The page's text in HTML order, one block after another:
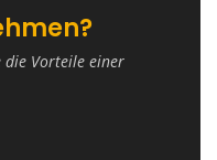
die Vorteile einer